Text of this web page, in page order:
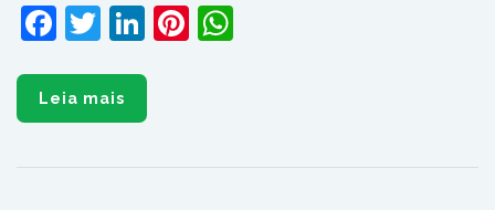
Facebook
Twitter
LinkedIn
Pinterest
Leia mais